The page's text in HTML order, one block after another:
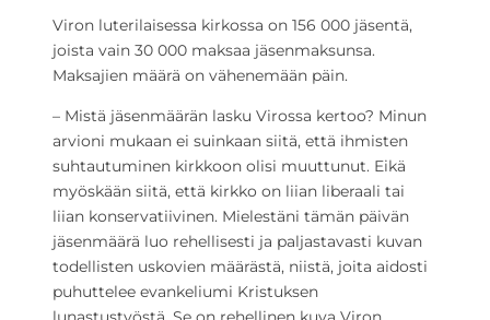
Viron luterilaisessa kirkossa on 156 000 jäsentä,
joista vain 30 000 maksaa jäsenmaksunsa.
Maksajien määrä on vähenemään päin.
– Mistä jäsenmäärän lasku Virossa kertoo? Minun
arvioni mukaan ei suinkaan siitä, että ihmisten
suhtautuminen kirkkoon olisi muuttunut. Eikä
myöskään siitä, että kirkko on liian liberaali tai
liian konservatiivinen. Mielestäni tämän päivän
jäsenmäärä luo rehellisesti ja paljastavasti kuvan
todellisten uskovien määrästä, niistä, joita aidosti
puhuttelee evankeliumi Kristuksen